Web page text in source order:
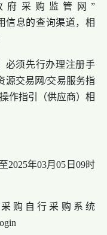
府采购监管网”
信息的查询渠道，相
必须先行办理注册手
源交易网/交易服务指
作指引（供应商）相
2025年03月05日09时
购自行采购系统